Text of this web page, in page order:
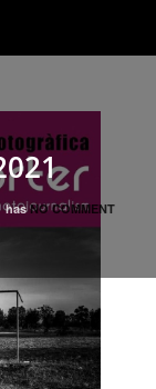
hasNO COMMENT